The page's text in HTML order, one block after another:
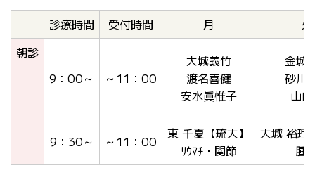
診療時間 受付時間 月
火
朝診
9：00～
～11：00
大城義竹
渡名喜健
安水眞惟子
金城
砂川
山
9：30～ ～11：00
東 千夏【琉大】
ﾘｳﾏﾁ・関節
大城 裕理
腫